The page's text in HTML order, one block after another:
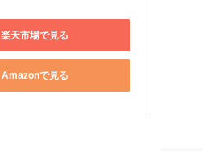
楽天市場で見る
Amazonで見る